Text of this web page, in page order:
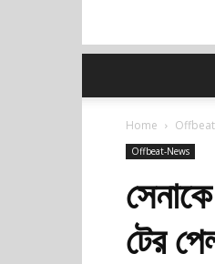
Home
Offbeat-News
টের